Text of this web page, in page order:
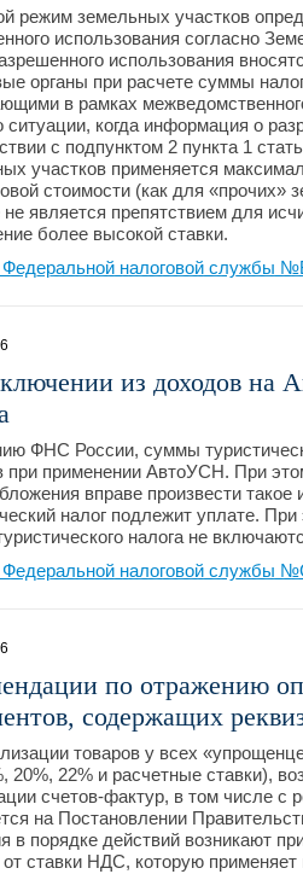
режим земельных участков
использования согласно
использования
органы при расчете суммы
в рамках
ситуации, когда информация о
с подпунктом 2 пункта 1
участков применяется
стоимости (как для «прочих»
не является препятствием для
более высокой ставки.
налоговой службы
из доходов на
ФНС России, суммы
при применении АвтоУСН. При
вправе произвести
налог подлежит уплате.
налога не
налоговой службы
по отражению
содержащих
товаров у всех
20%, 22% и расчетные ставки),
счетов-фактур, в том числе с
на Постановлении
в порядке действий возникают
от ставки НДС, которую